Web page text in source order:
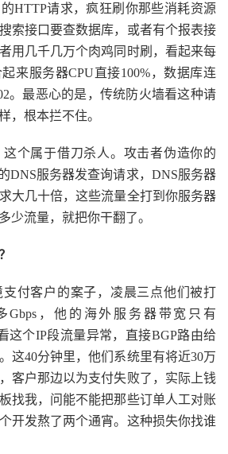
HTTP请求，疯狂刷你那些消耗资源
索接口要查数据库，或者有个报表接
用几千几万个肉鸡同时刷，看起来每
来服务器CPU直接100%，数据库连
。最恶心的是，传统防火墙看这种请
，根本拦不住。
个属于借刀杀人。攻击者伪造你的
DNS服务器发查询请求，DNS服务器
大几十倍，这些流量全打到你服务器
少流量，就把你干翻了。
付客户的案子，凌晨三点他们被打
Gbps，他的海外服务器带宽只有
这个IP段流量异常，直接BGP路由给
这40分钟里，他们系统里有将近30万
客户那边以为支付失败了，实际上钱
找我，问能不能把那些订单人工对账
开发熬了两个通宵。这种损失你找谁